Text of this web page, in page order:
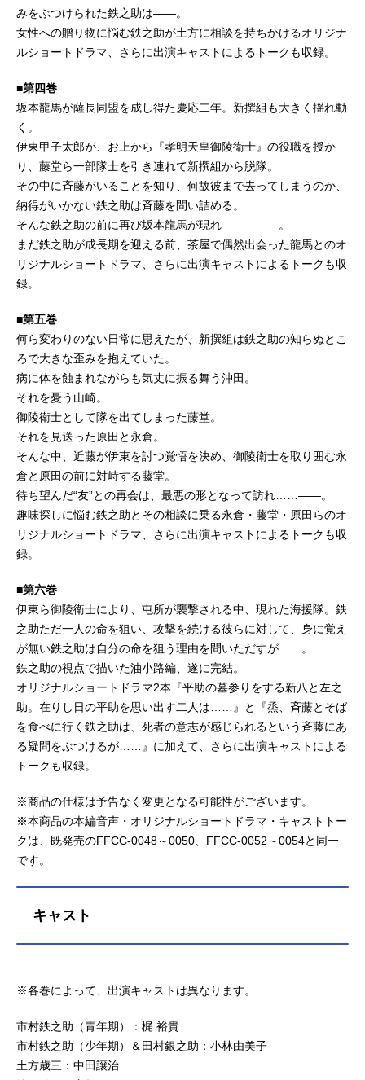
みをぶつけられた鉄之助は――。
女性への贈り物に悩む鉄之助が土方に相談を持ちかけるオリジナ
ルショートドラマ、さらに出演キャストによるトークも収録。
■第四巻
坂本龍馬が薩長同盟を成し得た慶応二年。新撰組も大きく揺れ動
く。
伊東甲子太郎が、お上から『孝明天皇御陵衛士』の役職を授か
り、藤堂ら一部隊士を引き連れて新撰組から脱隊。
その中に斉藤がいることを知り、何故彼まで去ってしまうのか、
納得がいかない鉄之助は斉藤を問い詰める。
そんな鉄之助の前に再び坂本龍馬が現れ―――――。
まだ鉄之助が成長期を迎える前、茶屋で偶然出会った龍馬とのオ
リジナルショートドラマ、さらに出演キャストによるトークも収
録。
■第五巻
何ら変わりのない日常に思えたが、新撰組は鉄之助の知らぬとこ
ろで大きな歪みを抱えていた。
病に体を蝕まれながらも気丈に振る舞う沖田。
それを憂う山崎。
御陵衛士として隊を出てしまった藤堂。
それを見送った原田と永倉。
そんな中、近藤が伊東を討つ覚悟を決め、御陵衛士を取り囲む永
倉と原田の前に対峙する藤堂。
待ち望んだ“友”との再会は、最悪の形となって訪れ……――。
趣味探しに悩む鉄之助とその相談に乗る永倉・藤堂・原田らのオ
リジナルショートドラマ、さらに出演キャストによるトークも収
録。
■第六巻
伊東ら御陵衛士により、屯所が襲撃される中、現れた海援隊。鉄
之助ただ一人の命を狙い、攻撃を続ける彼らに対して、身に覚え
が無い鉄之助は自分の命を狙う理由を問いただすが……。
鉄之助の視点で描いた油小路編、遂に完結。
オリジナルショートドラマ2本『平助の墓参りをする新八と左之
助。在りし日の平助を思い出す二人は……』と『烝、斉藤とそば
を食べに行く鉄之助は、死者の意志が感じられるという斉藤にあ
る疑問をぶつけるが……』に加えて、さらに出演キャストによる
トークも収録。
※商品の仕様は予告なく変更となる可能性がございます。
※本商品の本編音声・オリジナルショートドラマ・キャストトー
クは、既発売のFFCC-0048～0050、FFCC-0052～0054と同一
です。
キャスト
※各巻によって、出演キャストは異なります。
市村鉄之助（青年期）：梶 裕貴
市村鉄之助（少年期）＆田村銀之助：小林由美子
土方歳三：中田譲治